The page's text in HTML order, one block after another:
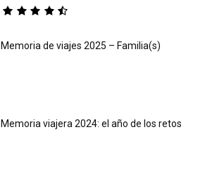
Memoria de viajes 2025 – Familia(s)
Memoria viajera 2024: el año de los retos